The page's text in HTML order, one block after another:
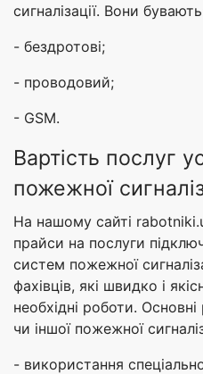
сигналізації. Вони
- бездротові;
- проводовий;
- GSM.
Вартість послуг
пожежної
На нашому сайті
прайси на послуги
систем пожежної
фахівців, які швидко і
необхідні роботи.
чи іншої пожежної
- використання